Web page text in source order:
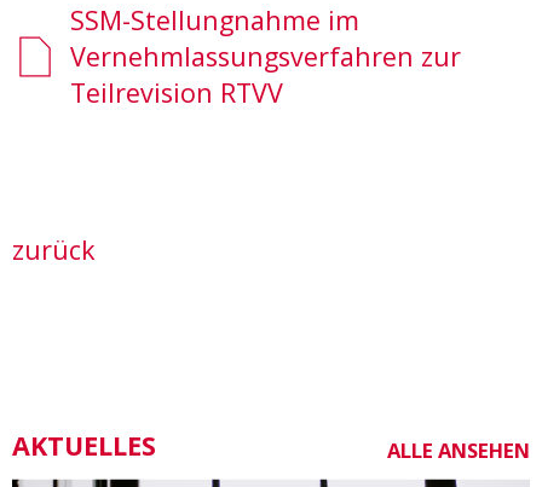
SSM-Stellungnahme im
Vernehmlassungsverfahren zur
Teilrevision RTVV
zurück
AKTUELLES ALLE ANSEHEN